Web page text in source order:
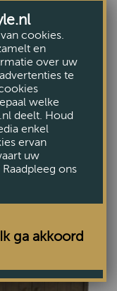
cookies.
en
over uw
te
welke
deelt. Houd
enkel
ervan
uw
ons
Ik ga akkoord